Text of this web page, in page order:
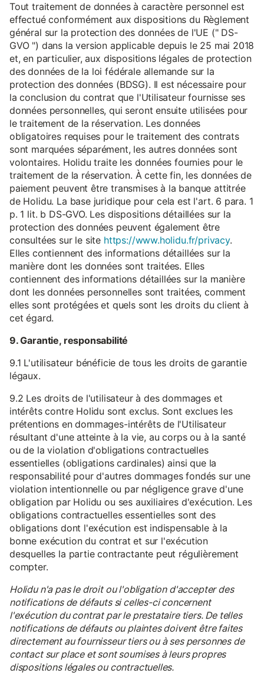
Tout traitement de données à caractère personnel est
effectué conformément aux dispositions du Règlement
général sur la protection des données de l'UE (" DS-
GVO ") dans la version applicable depuis le 25 mai 2018
et, en particulier, aux dispositions légales de protection
des données de la loi fédérale allemande sur la
protection des données (BDSG). Il est nécessaire pour
la conclusion du contrat que l'Utilisateur fournisse ses
données personnelles, qui seront ensuite utilisées pour
le traitement de la réservation. Les données
obligatoires requises pour le traitement des contrats
sont marquées séparément, les autres données sont
volontaires. Holidu traite les données fournies pour le
traitement de la réservation. À cette fin, les données de
paiement peuvent être transmises à la banque attitrée
de Holidu. La base juridique pour cela est l'art. 6 para. 1
p. 1 lit. b DS-GVO. Les dispositions détaillées sur la
protection des données peuvent également être
consultées sur le site https://www.holidu.fr/privacy.
Elles contiennent des informations détaillées sur la
manière dont les données sont traitées. Elles
contiennent des informations détaillées sur la manière
dont les données personnelles sont traitées, comment
elles sont protégées et quels sont les droits du client à
cet égard.
9. Garantie, responsabilité
9.1 L'utilisateur bénéficie de tous les droits de garantie
légaux.
9.2 Les droits de l'utilisateur à des dommages et
intérêts contre Holidu sont exclus. Sont exclues les
prétentions en dommages-intérêts de l'Utilisateur
résultant d'une atteinte à la vie, au corps ou à la santé
ou de la violation d'obligations contractuelles
essentielles (obligations cardinales) ainsi que la
responsabilité pour d'autres dommages fondés sur une
violation intentionnelle ou par négligence grave d'une
obligation par Holidu ou ses auxiliaires d'exécution. Les
obligations contractuelles essentielles sont des
obligations dont l'exécution est indispensable à la
bonne exécution du contrat et sur l'exécution
desquelles la partie contractante peut régulièrement
compter.
Holidu n'a pas le droit ou l'obligation d'accepter des
notifications de défauts si celles-ci concernent
l'exécution du contrat par le prestataire tiers. De telles
notifications de défauts ou plaintes doivent être faites
directement au fournisseur tiers ou à ses personnes de
contact sur place et sont soumises à leurs propres
dispositions légales ou contractuelles.